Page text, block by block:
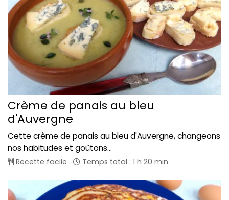
Crème de panais au bleu
d'Auvergne
Cette crème de panais au bleu d'Auvergne, changeons
nos habitudes et goûtons...
Recette facile Temps total : 1 h 20 min